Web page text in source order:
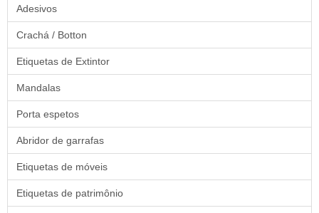
Adesivos
Crachá / Botton
Etiquetas de Extintor
Mandalas
Porta espetos
Abridor de garrafas
Etiquetas de móveis
Etiquetas de patrimônio